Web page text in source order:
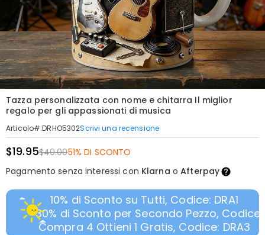
Tazza personalizzata con nome e chitarra Il miglior
regalo per gli appassionati di musica
Articolo#:DRHO5302Scrivi una recensione
$19.95$40.0051% DI SCONTO
Pagamento senza interessi con Klarna oAfterpay
10% di Sconto su Tutti, Codice: DRA1
30% di Sconto per Secondo Pezzo, Codice:
Compra 4 Ottieni 1 Gratis, Codice: DRA3